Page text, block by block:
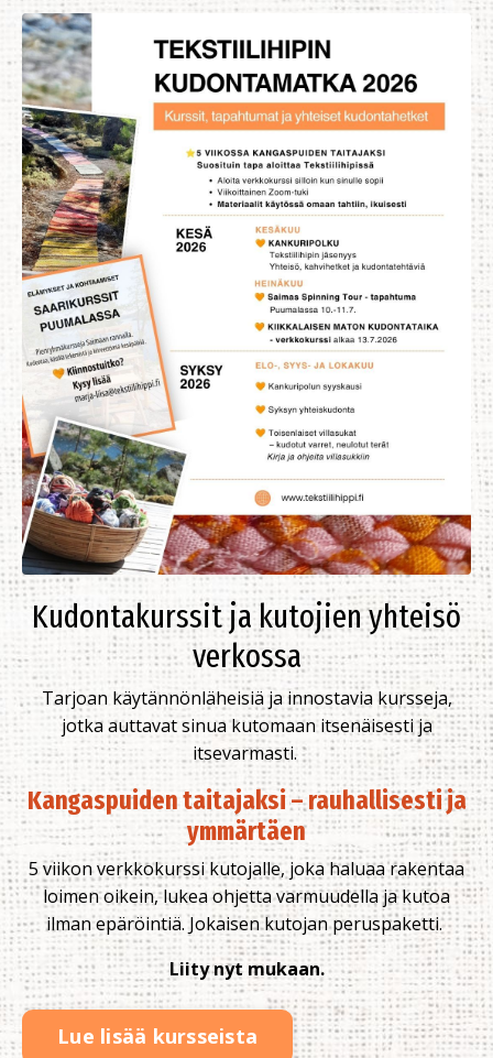
Kudontakurssit ja kutojien yhteisö
verkossa
Tarjoan käytännönläheisiä ja innostavia kursseja,
jotka auttavat sinua kutomaan itsenäisesti ja
itsevarmasti.
Kangaspuiden taitajaksi – rauhallisesti ja
ymmärtäen
5 viikon verkkokurssi kutojalle, joka haluaa rakentaa
loimen oikein, lukea ohjetta varmuudella ja kutoa
ilman epäröintiä. Jokaisen kutojan peruspaketti.
Liity nyt mukaan.
Lue lisää kursseista